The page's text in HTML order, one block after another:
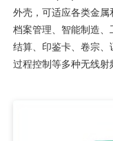
外壳，可适应各类金属
档案管理、智能制造
结算、印鉴卡、卷宗
过程控制等多种无线射